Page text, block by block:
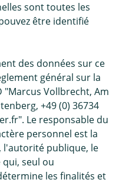
sont toutes les
être identifié
des données sur ce
général sur la
"Marcus Vollbrecht, Am
+49 (0) 36734
Le responsable du
personnel est la
l'autorité publique, le
seul ou
les finalités et